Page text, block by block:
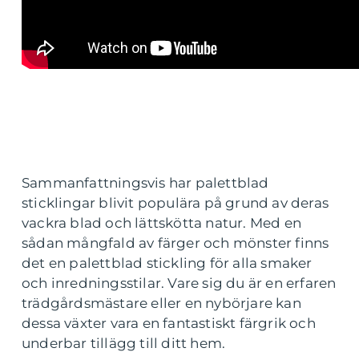
Sammanfattningsvis har palettblad
sticklingar blivit populära på grund av deras
vackra blad och lättskötta natur. Med en
sådan mångfald av färger och mönster finns
det en palettblad stickling för alla smaker
och inredningsstilar. Vare sig du är en erfaren
trädgårdsmästare eller en nybörjare kan
dessa växter vara en fantastiskt färgrik och
underbar tillägg till ditt hem.